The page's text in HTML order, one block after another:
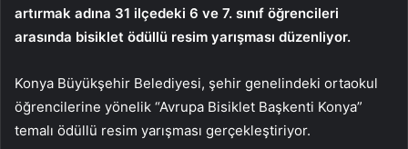
artırmak adına 31 ilçedeki 6 ve 7. sınıf öğrencileri
arasında bisiklet ödüllü resim yarışması düzenliyor.
Konya Büyükşehir Belediyesi, şehir genelindeki ortaokul
öğrencilerine yönelik “Avrupa Bisiklet Başkenti Konya”
temalı ödüllü resim yarışması gerçekleştiriyor.